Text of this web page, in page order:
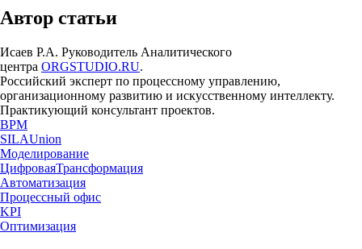
Автор статьи
Исаев Р.А. Руководитель Аналитического
центра ORGSTUDIO.RU.
Российский эксперт по процессному управлению,
организационному развитию и искусственному интеллекту.
Практикующий консультант проектов.
BPM
SILAUnion
Моделирование
ЦифроваяТрансформация
Автоматизация
Процессный офис
KPI
Оптимизация